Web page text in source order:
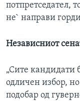
потпретседател,
не` направи
Независниот
„Сите кандидати
одличен избор,
подобар од